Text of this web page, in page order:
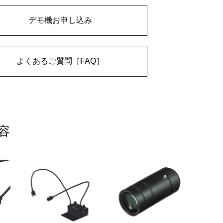
デモ機お申し込み
よくあるご質問［FAQ］